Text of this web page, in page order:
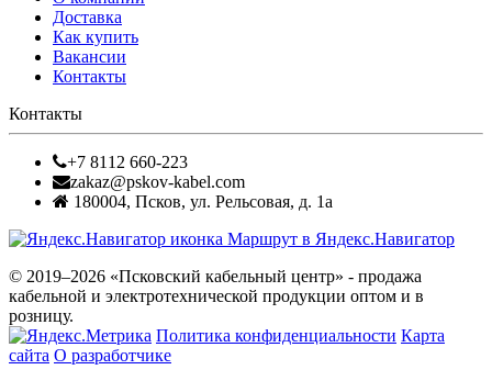
Доставка
Как купить
Вакансии
Контакты
Контакты
+7 8112 660-223
zakaz@pskov-kabel.com
180004, Псков, ул. Рельсовая, д. 1а
Маршрут в Яндекс.Навигатор
© 2019–2026 «Псковский кабельный центр» - продажа
кабельной и электротехнической продукции оптом и в
розницу.
Политика конфиденциальности Карта
сайта О разработчике